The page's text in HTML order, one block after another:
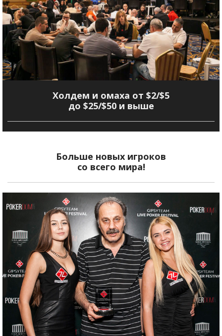
Холдем и омаха от $2/$5
до $25/$50 и выше
Больше новых игроков
со всего мира!